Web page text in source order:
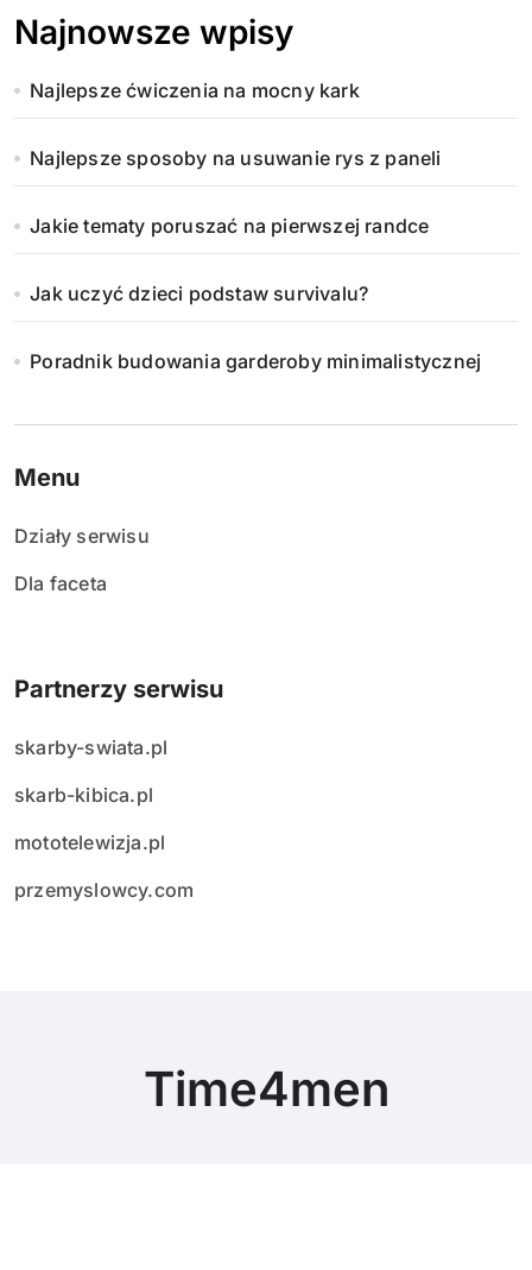
Najnowsze wpisy
Najlepsze ćwiczenia na mocny kark
Najlepsze sposoby na usuwanie rys z paneli
Jakie tematy poruszać na pierwszej randce
Jak uczyć dzieci podstaw survivalu?
Poradnik budowania garderoby minimalistycznej
Menu
Działy serwisu
Dla faceta
Partnerzy serwisu
skarby-swiata.pl
skarb-kibica.pl
mototelewizja.pl
przemyslowcy.com
Time4men